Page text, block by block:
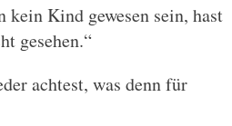
kein Kind gewesen sein, hast
gesehen.“
achtest, was denn für